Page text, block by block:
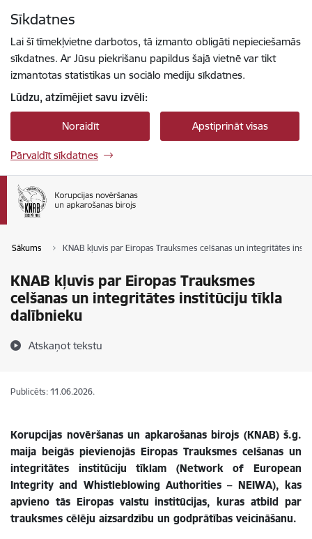
Sīkdatnes
Lai šī tīmekļvietne darbotos, tā izmanto obligāti nepieciešamās
sīkdatnes. Ar Jūsu piekrišanu papildus šajā vietnē var tikt
izmantotas statistikas un sociālo mediju sīkdatnes.
Lūdzu, atzīmējiet savu izvēli:
Noraidīt Apstiprināt visas
Pārvaldīt sīkdatnes
Sākums KNAB kļuvis par Eiropas Trauksmes celšanas un integritātes
KNAB kļuvis par Eiropas Trauksmes
celšanas un integritātes institūciju tīkla
dalībnieku
Atskaņot tekstu
Publicēts: 11.06.2026.
Korupcijas novēršanas un apkarošanas birojs (KNAB) š.g.
maija beigās pievienojās Eiropas Trauksmes celšanas un
integritātes institūciju tīklam (Network of European
Integrity and Whistleblowing Authorities – NEIWA), kas
apvieno tās Eiropas valstu institūcijas, kuras atbild par
trauksmes cēlēju aizsardzību un godprātības veicināšanu.